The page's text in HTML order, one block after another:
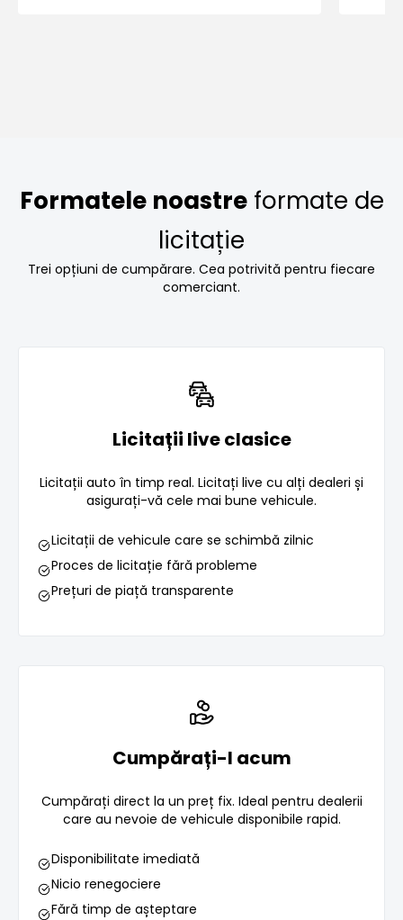
Formatele noastreformate de
licitație
Trei opțiuni de cumpărare. Cea potrivită pentru fiecare
comerciant.
Licitații live clasice
Licitații auto în timp real. Licitați live cu alți dealeri și
asigurați-vă cele mai bune vehicule.
Licitații de vehicule care se schimbă zilnic
Proces de licitație fără probleme
Prețuri de piață transparente
Cumpărați-l acum
Cumpărați direct la un preț fix. Ideal pentru dealerii
care au nevoie de vehicule disponibile rapid.
Disponibilitate imediată
Nicio renegociere
Fără timp de așteptare